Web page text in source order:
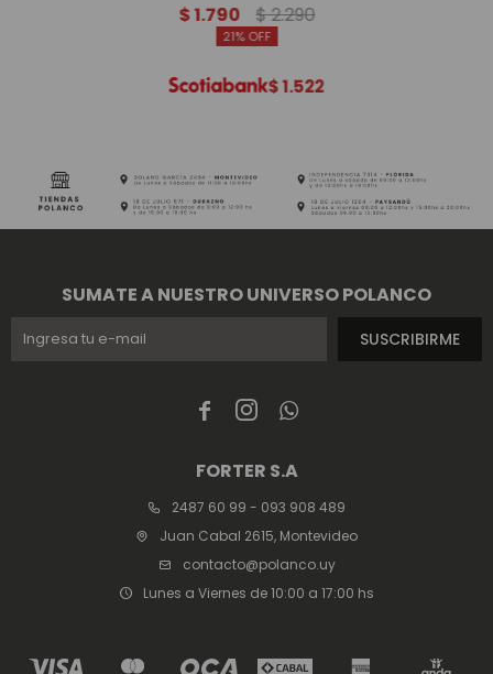
$1.790 $2.290
21
$1.522
  
FORTER S.A
2487 60 99 - 093 908 489
Juan Cabal 2615, Montevideo
contacto@polanco.uy
Lunes a Viernes de 10:00 a 17:00 hs
SUMATE A NUESTRO UNIVERSO POLANCO
SUSCRIBIRME